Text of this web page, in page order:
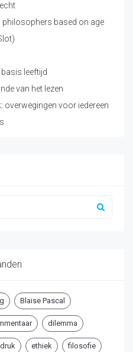
based on age
leeftijd
van het lezen
overwegingen voor iedereen
Blaise Pascal
dilemma
ethiek filosofie